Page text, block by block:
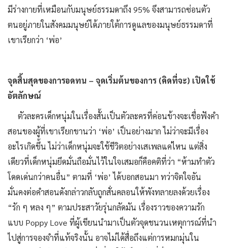
มีร่างกายที่เหมือนกับมนุษย์ธรรมดาถึง 95% จึงสามารถซ่อนตัว
ตนอยู่ภายในสังคมมนุษย์ได้ภายใต้การดูแลของมนุษย์ธรรมดาที่
เขาเรียกว่า ‘พ่อ’
จุดสิ้นสุดของการอดทน – จุดเริ่มต้นของการ (คิดที่จะ) เปิดใช้
อัตลักษณ์
ตัวละครเด็กหนุ่มในเรื่องสั้นเป็นตัวละครที่ค่อนข้างจะเชื่อฟังคำ
สอนของผู้ที่เขาเรียกขานว่า ‘พ่อ’ เป็นอย่างมาก ไม่ว่าจะมีเรื่อง
อะไรเกิดขึ้น ไม่ว่าเด็กหนุ่มจะใช้ชีวิตอย่างเสเพลแค่ไหน แต่สิ่ง
เดียวที่เด็กหนุ่มยึดมั่นถือมั่นไว้ในใจเสมอก็คือคติที่ว่า “ห้ามทำตัว
โดดเด่นกว่าคนอื่น” ตามที่ ‘พ่อ’ ได้บอกสอนมา ทว่าจิตใจอัน
มั่นคงต่อคำสอนดังกล่าวกลับถูกสั่นคลอนให้พังทลายลงด้วยเรื่อง
“รัก ๆ หลง ๆ” ตามประสาวัยรุ่นกลัดมัน เรื่องราวของความรัก
แบบ Poppy Love ที่ผู้เขียนนำมาเป็นตัวจุดชนวนเหตุการณ์ที่นำ
ไปสู่การจองจำที่แท้จริงนั้น อาจไม่ได้สื่อถึงแต่การหมกมุ่นใน